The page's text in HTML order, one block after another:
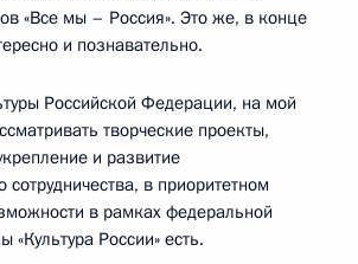
«Все мы – Россия». Это же, в конце
и познавательно.
Российской Федерации, на мой
творческие проекты,
и развитие
в приоритетном
в рамках федеральной
России» есть.